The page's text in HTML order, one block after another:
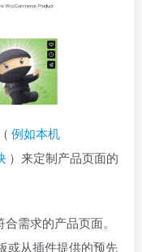
例如本机
）来定制产品页面的
需求的产品页面。
或从插件提供的预先